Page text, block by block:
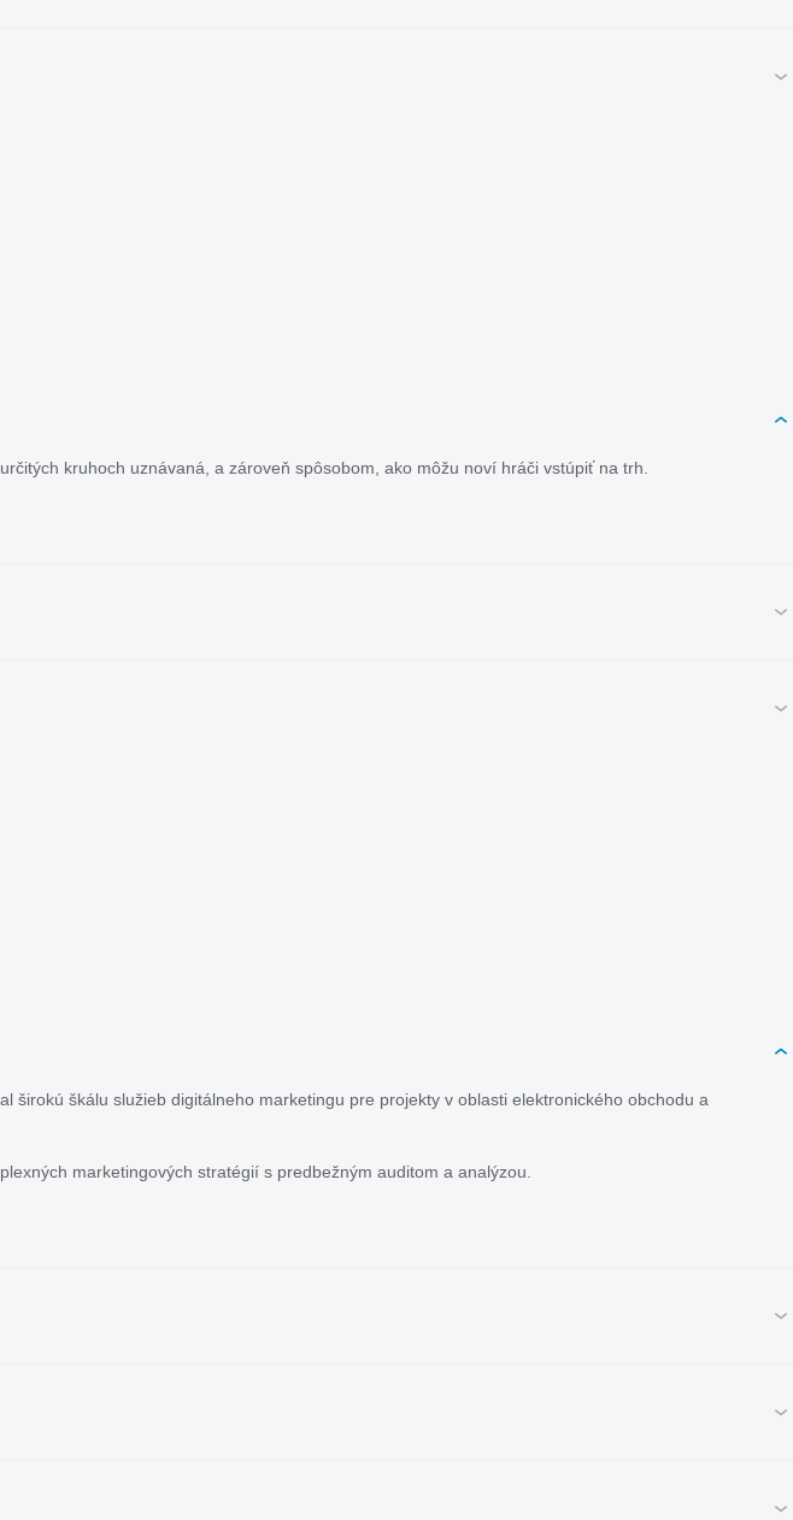
kruhoch uznávaná, a zároveň spôsobom, ako môžu noví hráči vstúpiť na trh.
škálu služieb digitálneho marketingu pre projekty v oblasti elektronického obchodu a
marketingových stratégií s predbežným auditom a analýzou.